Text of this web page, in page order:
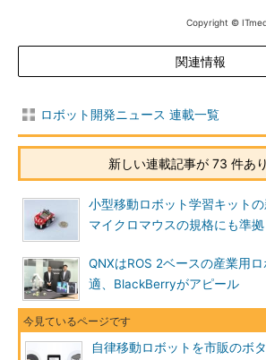
Copyright ©
関連情報
ロボット開発ニュース 連載一覧
新しい連載記事が 73 件あ
小型移動ロボット学習キットの
マイクロマウスの規格にも準拠
QNXはROS 2ベースの産業用
適、BlackBerryがアピール
自律移動ロボットを市販のボ